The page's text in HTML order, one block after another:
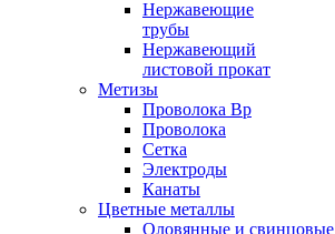
Нержавеющие
трубы
Нержавеющий
листовой прокат
Метизы
Проволока Вр
Проволока
Сетка
Электроды
Канаты
Цветные металлы
Оловянные и свинцовые